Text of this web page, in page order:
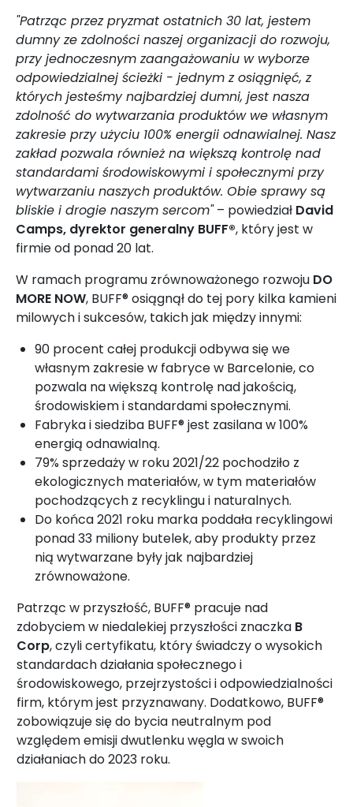
"Patrząc przez pryzmat ostatnich 30 lat, jestem
dumny ze zdolności naszej organizacji do rozwoju,
przy jednoczesnym zaangażowaniu w wyborze
odpowiedzialnej ścieżki - jednym z osiągnięć, z
których jesteśmy najbardziej dumni, jest nasza
zdolność do wytwarzania produktów we własnym
zakresie przy użyciu 100% energii odnawialnej. Nasz
zakład pozwala również na większą kontrolę nad
standardami środowiskowymi i społecznymi przy
wytwarzaniu naszych produktów. Obie sprawy są
bliskie i drogie naszym sercom"– powiedziałDavid
Camps, dyrektor generalny BUFF®, który jest w
firmie od ponad 20 lat.
W ramach programu zrównoważonego rozwoju DO
MORE NOW, BUFF® osiągnął do tej pory kilka kamieni
milowych i sukcesów, takich jak między innymi:
90 procent całej produkcji odbywa się we
własnym zakresie w fabryce w Barcelonie, co
pozwala na większą kontrolę nad jakością,
środowiskiem i standardami społecznymi.
Fabryka i siedziba BUFF® jest zasilana w 100%
energią odnawialną.
79% sprzedaży w roku 2021/22 pochodziło z
ekologicznych materiałów, w tym materiałów
pochodzących z recyklingu i naturalnych.
Do końca 2021 roku marka poddała recyklingowi
ponad 33 miliony butelek, aby produkty przez
nią wytwarzane były jak najbardziej
zrównoważone.
Patrząc w przyszłość, BUFF® pracuje nad
zdobyciem w niedalekiej przyszłości znaczka B
Corp, czyli certyfikatu, który świadczy o wysokich
standardach działania społecznego i
środowiskowego, przejrzystości i odpowiedzialności
firm, którym jest przyznawany. Dodatkowo, BUFF®
zobowiązuje się do bycia neutralnym pod
względem emisji dwutlenku węgla w swoich
działaniach do 2023 roku.